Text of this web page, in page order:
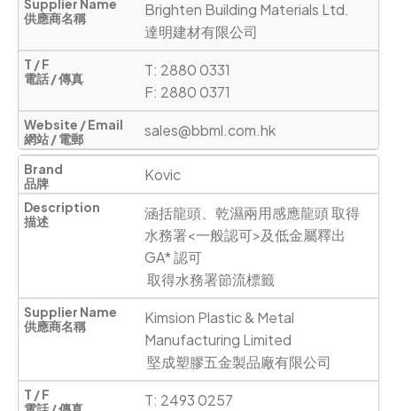
Brighten Building Materials Ltd.
達明建材有限公司
T: 2880 0331
F: 2880 0371
sales@bbml.com.hk
Kovic
涵括龍頭、乾濕兩用感應龍頭 取得
水務署<一般認可>及低金屬釋出
GA* 認可
取得水務署節流標籤
Kimsion Plastic & Metal
Manufacturing Limited
堅成塑膠五金製品廠有限公司
T: 2493 0257